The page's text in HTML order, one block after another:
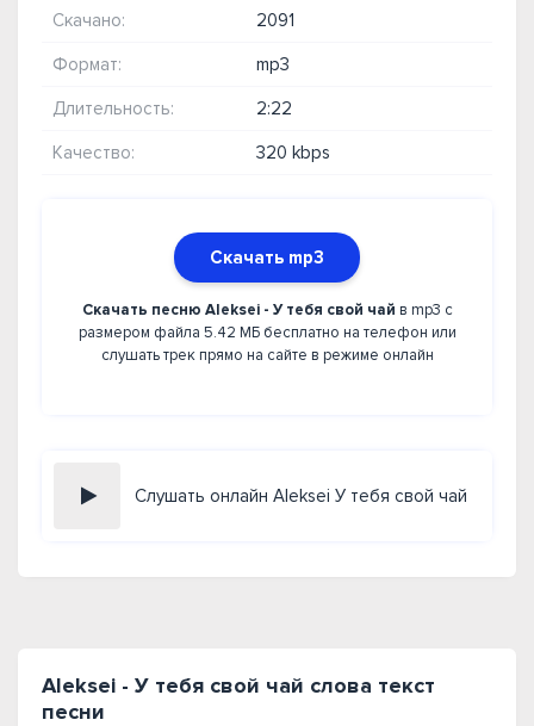
Скачано: 2091
Формат: mp3
Длительность: 2:22
Качество: 320 kbps
Скачать mp3
Скачать песню Aleksei - У тебя свой чай в mp3 с
размером файла 5.42 МБ бесплатно на телефон или
слушать трек прямо на сайте в режиме онлайн
Слушать онлайн Aleksei У тебя свой чай
Aleksei - У тебя свой чай слова текст
песни